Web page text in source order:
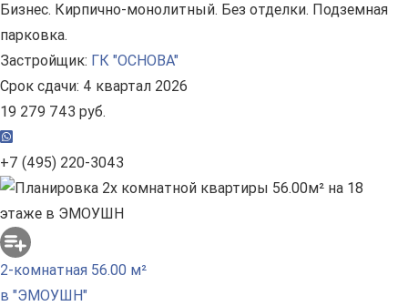
Бизнес. Кирпично-монолитный. Без отделки. Подземная
парковка.
Застройщик: ГК "ОСНОВА"
Срок сдачи: 4 квартал 2026
19 279 743 руб.
+7 (495) 220-3043
2-комнатная 56.00 м²
в "ЭМОУШН"